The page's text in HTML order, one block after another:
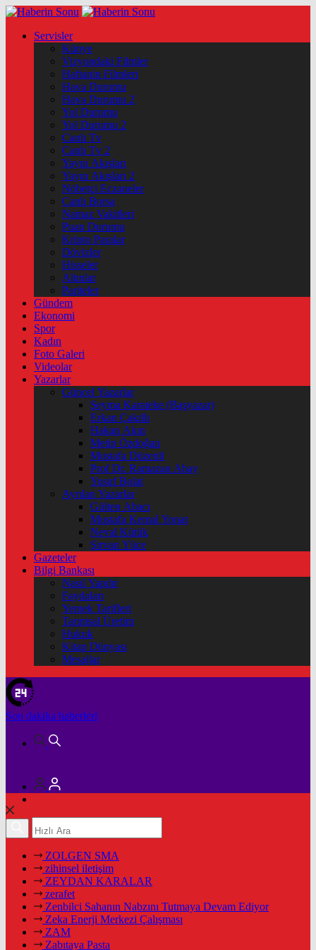
Servisler
Künye
Vizyondaki Filmler
Haftanin Filmleri
Hava Durumu
Hava Durumu 2
Yol Durumu
Yol Durumu 2
Canlı Tv
Canlı Tv 2
Yayın Akışları
Yayın Akışları 2
Nöbetçi Eczaneler
Canlı Borsa
Namaz Vakitleri
Puan Durumu
Kripto Paralar
Dövizler
Hisseler
Altınlar
Pariteler
Gündem
Ekonomi
Spor
Kadın
Foto Galeri
Videolar
Yazarlar
Güncel Yazarlar
Şeyma Karateke (Başyazar)
Erkan Çakıllı
Hakan Akın
Metin Özdoğan
Mustafa Düzenli
Prof Dr. Ramazan Abay
Yusuf Bolat
Ayrılan Yazarlar
Gülten Abacı
Mustafa Kemal Yonat
Neval Kütük
Şirvan Yüce
Gazeteler
Bilgi Bankası
Nasıl Yapılır
Faydaları
Yemek Tarifleri
Tarımsal Üretim
Hukuk
Kitap Dünyası
Mesajlar
Son dakika haberleri
ZOLGEN SMA
zihinsel iletişim
ZEYDAN KARALAR
zerafet
Zenbilci Sahanın Nabzını Tutmaya Devam Ediyor
Zeka Enerji Merkezi Çalışması
ZAM
Zabıtaya Pasta